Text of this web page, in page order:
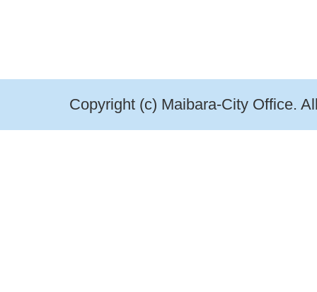
Copyright (c) Maibara-City Office.